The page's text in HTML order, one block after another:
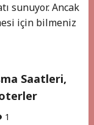
sunuyor. Ancak
için bilmeniz
Saatleri,
1